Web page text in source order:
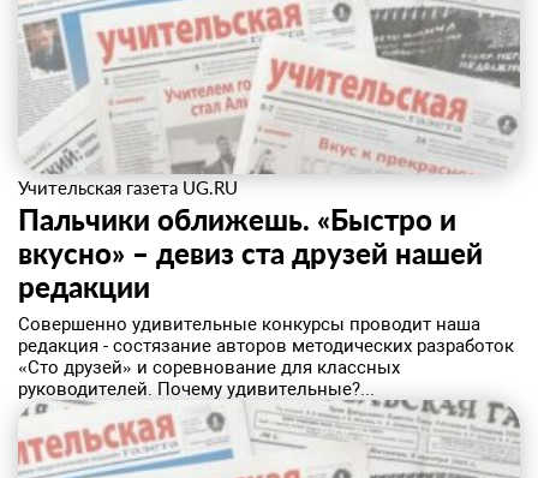
Учительская газета UG.RU
Пальчики оближешь. «Быстро и
вкусно» – девиз ста друзей нашей
редакции
Совершенно удивительные конкурсы проводит наша
редакция - состязание авторов методических разработок
«Сто друзей» и соревнование для классных
руководителей. Почему удивительные?...